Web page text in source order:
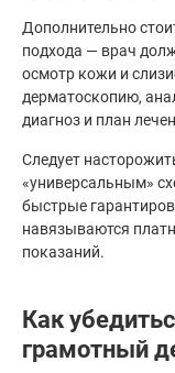
Дополнительно
подхода — врач
осмотр кожи и
дерматоскопию,
диагноз и план
Следует
«универсальным»
быстрые
навязываются
показаний.
Как
грамотный